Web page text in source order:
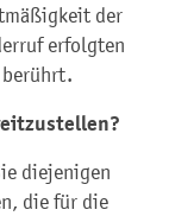
der
erfolgten
diejenigen
die für die